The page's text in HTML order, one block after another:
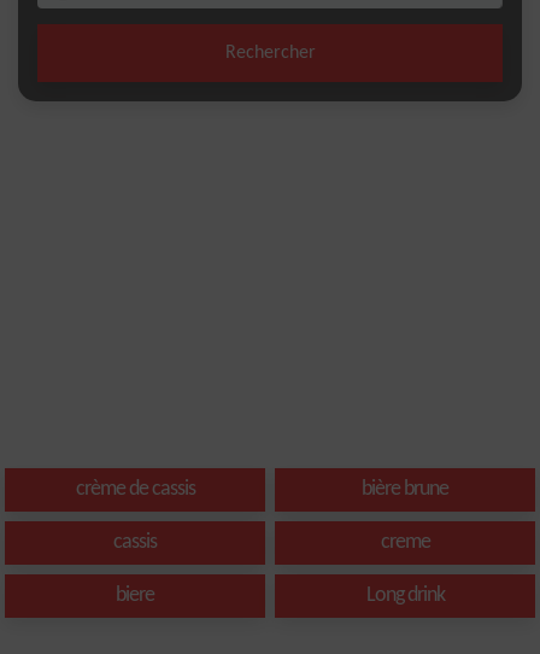
Rechercher
crème de cassis bière brune
cassis creme
biere Long drink